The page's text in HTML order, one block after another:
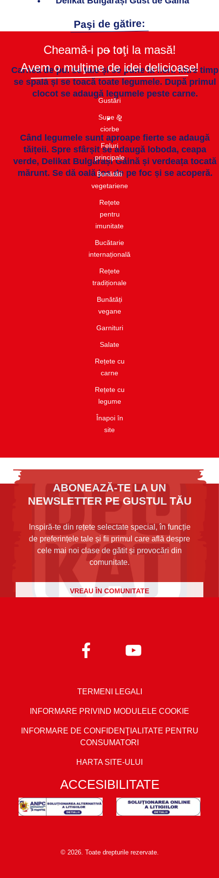
Paşi de gătire:
1
Carnea de pui se taie și se pune la fiert. Între timp
se spală și se toacă toate legumele. După primul
clocot se adaugă legumele peste carne.
2
Când legumele sunt aproape fierte se adaugă
tăițeii. Spre sfârșit se adaugă loboda, ceapa
verde, Delikat Bulgărași Găină și verdeața tocată
mărunt. Se dă oală jos de pe foc și se acoperă.
Cheamă-i pe toţi la masă!
Avem o mulţime de idei delicioase!
Gustări​
Supe &
ciorbe​
Feluri
principale
Bunătăti
vegetariene
Rețete
pentru
imunitate​
Bucătarie
internațională​
Rețete
tradiționale
Bunătăți
vegane
Garnituri​
Salate​
Rețete cu
carne​
Rețete cu
legume
Înapoi în
site
ABONEAZĂ-TE LA UN
NEWSLETTER PE GUSTUL TĂU
Inspiră-te din rețete selectate special, în funcție
de preferințele tale și fii primul care află despre
cele mai noi clase de gătit și provocări din
comunitate.
VREAU ÎN COMUNITATE
TERMENI LEGALI
INFORMARE PRIVIND MODULELE COOKIE
INFORMARE DE CONFIDENŢIALITATE PENTRU
CONSUMATORI
HARTA SITE-ULUI
ACCESIBILITATE
© 2026. Toate drepturile rezervate.